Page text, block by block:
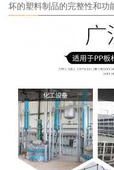
坏的塑料制品的完整性和功